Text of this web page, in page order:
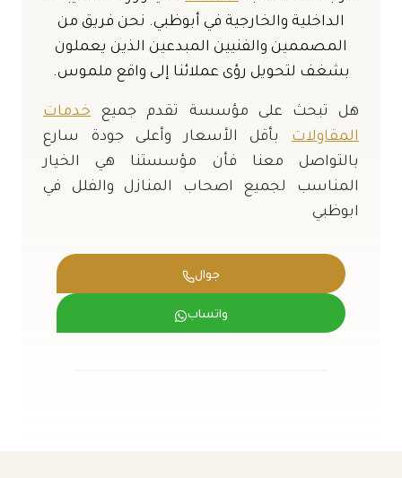
الداخلية والخارجية في أبوظبي. نحن فريق من
المصممين والفنيين المبدعين الذين يعملون
بشغف لتحويل رؤى عملائنا إلى واقع ملموس.
هل تبحث على مؤسسة تقدم جميع خدمات
المقاولات بأقل الأسعار وأعلى جودة سارع
بالتواصل معنا فأن مؤسستنا هي الخيار
المناسب لجميع اصحاب المنازل والفلل في
ابوظبي
جوال
واتساب